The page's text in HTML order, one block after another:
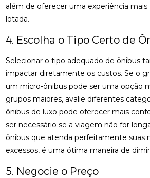
além de oferecer uma experiência
lotada.
4. Escolha o Tipo Certo de
Selecionar o tipo adequado de ônibus
impactar diretamente os custos. Se o
um micro-ônibus pode ser uma opção
grupos maiores, avalie diferentes
ônibus de luxo pode oferecer mais
ser necessário se a viagem não for
ônibus que atenda perfeitamente suas
excessos, é uma ótima maneira de
5. Negocie o Preço